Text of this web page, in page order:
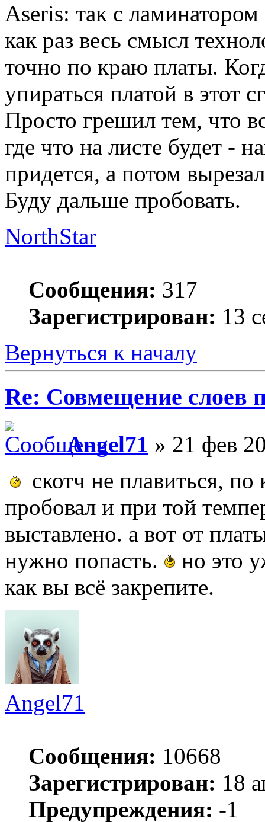
Aseris: так с
как раз весь смысл
точно по краю платы.
упираться платой в этот
Просто грешил тем, что
где что на листе будет -
придется, а потом
Буду дальше пробовать.
NorthStar
Сообщения: 317
Зарегистрирован: 13
Вернуться к началу
Re: Совмещение слоев
Angel71 » 21 фев
скотч не плавиться,
пробовал и при той
выставлено. а вот от
нужно попасть.
но это
как вы всё закрепите.
Angel71
Сообщения: 10668
Зарегистрирован: 18
Предупреждения: -1